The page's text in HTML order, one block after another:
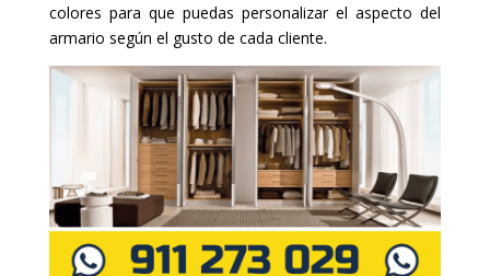
colores para que puedas personalizar el aspecto del
armario según el gusto de cada cliente.